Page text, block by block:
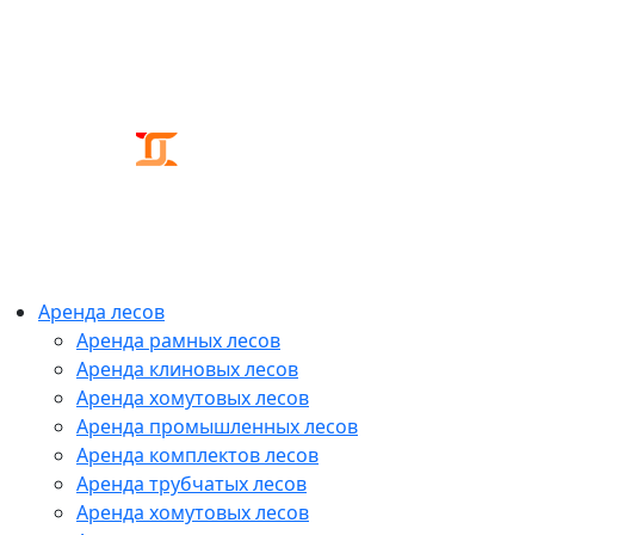
Аренда лесов
Аренда рамных лесов
Аренда клиновых лесов
Аренда хомутовых лесов
Аренда промышленных лесов
Аренда комплектов лесов
Аренда трубчатых лесов
Аренда хомутовых лесов